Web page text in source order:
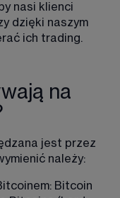
nasi klienci
dzięki naszym
ich trading.
na
jest przez
należy:
Bitcoin